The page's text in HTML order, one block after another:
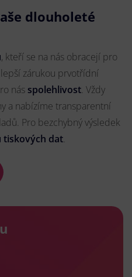
dlouholeté
, kteří se na nás obracejí pro
zárukou prvotřídní
nás spolehlivost. Vždy
a nabízíme transparentní
Pro bezchybný výsledek
dat.